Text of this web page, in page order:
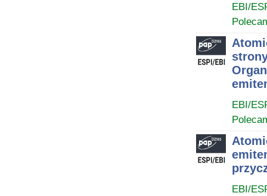
EBI/
EBI/
EBI/